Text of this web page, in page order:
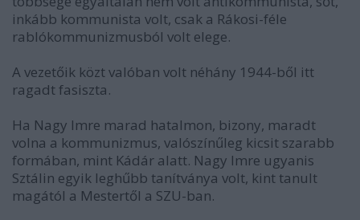
inkább kommunista volt, csak a Rákosi-féle
rablókommunizmusból volt elege.
A vezetőik közt valóban volt néhány 1944-ből itt
ragadt fasiszta.
Ha Nagy Imre marad hatalmon, bizony, maradt
volna a kommunizmus, valószínűleg kicsit szarabb
formában, mint Kádár alatt. Nagy Imre ugyanis
Sztálin egyik leghűbb tanítványa volt, kint tanult
magától a Mestertől a SZU-ban.